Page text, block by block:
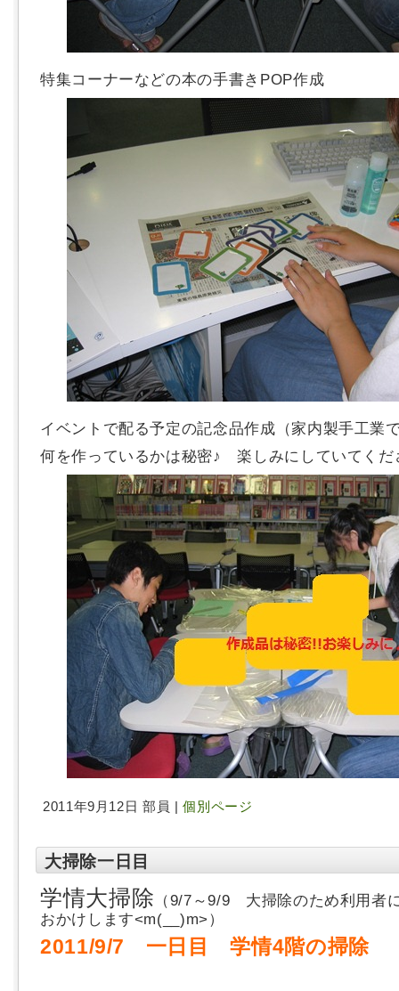
特集コーナーなどの本の手書きPOP作成
イベントで配る予定の記念品作成（家内製手工業
何を作っているかは秘密♪ 楽しみにしていてくだ
2011年9月12日 部員 |個別ページ
大掃除一日目
学情大掃除 （9/7～9/9 大掃除のため利用者
おかけします<m(__)m>）
2011/9/7 一日目 学情4階の掃除